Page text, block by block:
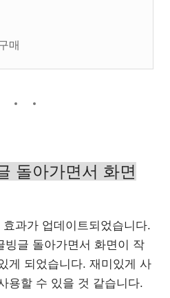
매
돌아가면서 화면
과가 업데이트되었습니다.
빙글 돌아가면서 화면이 작
게 되었습니다. 재미있게 사
용할 수 있을 것 같습니다.